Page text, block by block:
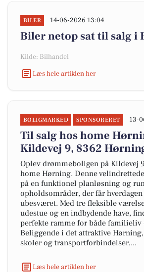
BILER 14-06-2026 13:04
Biler netop sat til salg i
Kilde: Bilhandel
Læs hele artiklen her
BOLIGMARKED SPONSORERET 13-
Til salg hos home
Kildevej 9, 8362
Oplev drømmeboligen på Kildevej
home Hørning. Denne
på en funktionel planløsning og
opholdsområder, der får
ubesværet. Med tre fleksible
udestue og en indbydende have,
perfekte ramme for både familieliv
Beliggende i det attraktive
skoler og transportforbindelser,...
Læs hele artiklen her